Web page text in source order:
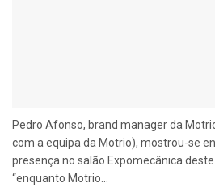
Pedro Afonso, brand manager da
com a equipa da Motrio), mostrou-se
presença no salão Expomecânica
“enquanto Motrio...